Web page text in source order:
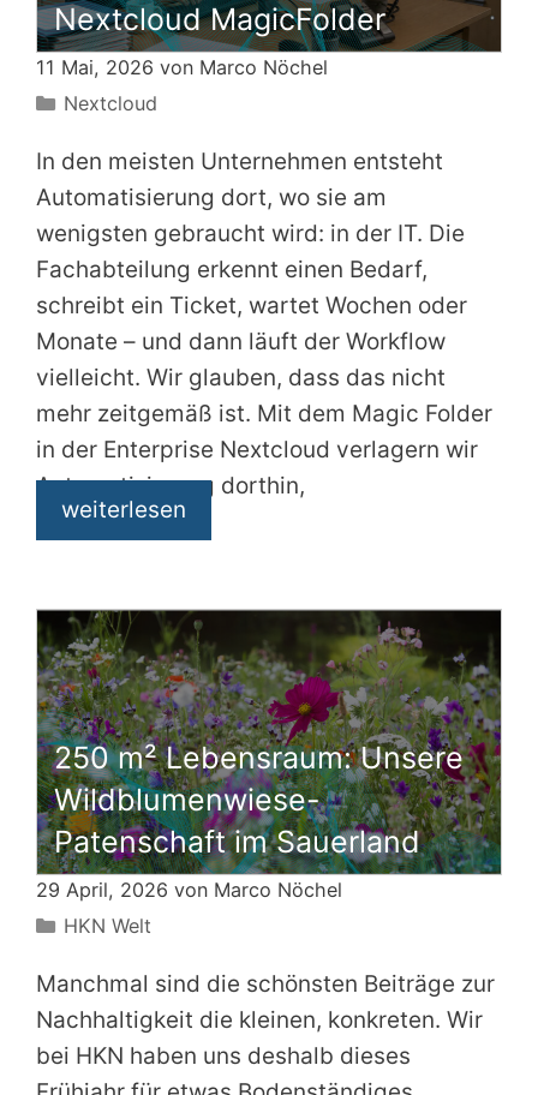
Nextcloud MagicFolder
11 Mai, 2026 von Marco Nöchel
Kategorien
Nextcloud
In den meisten Unternehmen entsteht
Automatisierung dort, wo sie am
wenigsten gebraucht wird: in der IT. Die
Fachabteilung erkennt einen Bedarf,
schreibt ein Ticket, wartet Wochen oder
Monate – und dann läuft der Workflow
vielleicht. Wir glauben, dass das nicht
mehr zeitgemäß ist. Mit dem Magic Folder
in der Enterprise Nextcloud verlagern wir
Automatisierung dorthin,
weiterlesen
250 m² Lebensraum: Unsere
Wildblumenwiese-
Patenschaft im Sauerland
29 April, 2026 von Marco Nöchel
Kategorien
HKN Welt
Manchmal sind die schönsten Beiträge zur
Nachhaltigkeit die kleinen, konkreten. Wir
bei HKN haben uns deshalb dieses